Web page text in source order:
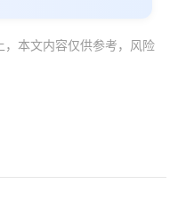
本文内容仅供参考，风险